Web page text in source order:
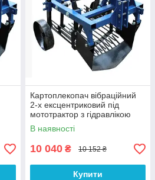
Картоплекопач вібраційний
2-х ексцентриковий під
мототрактор з гідравлікою
В наявності
10 040 ₴ 10 152 ₴
Купити